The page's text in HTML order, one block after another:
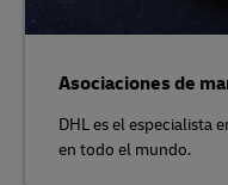
Asociaciones de
DHL es el especialista
en todo el mundo.